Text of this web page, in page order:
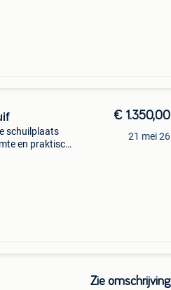
schuilplaats
en praktische
€ 1.350,00
21 mei 26
Zie omschrijving